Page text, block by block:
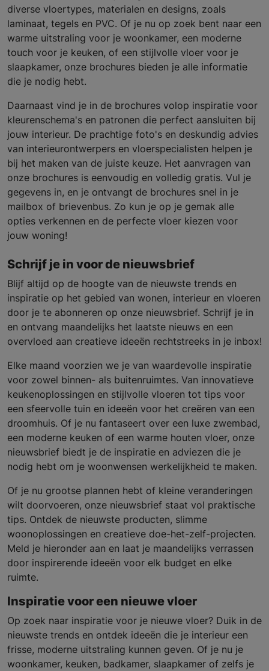
diverse vloertypes, materialen en designs, zoals
laminaat, tegels en PVC. Of je nu op zoek bent naar een
warme uitstraling voor je woonkamer, een moderne
touch voor je keuken, of een stijlvolle vloer voor je
slaapkamer, onze brochures bieden je alle informatie
die je nodig hebt.
Daarnaast vind je in de brochures volop inspiratie voor
kleurenschema's en patronen die perfect aansluiten bij
jouw interieur. De prachtige foto's en deskundig advies
van interieurontwerpers en vloerspecialisten helpen je
bij het maken van de juiste keuze. Het aanvragen van
onze brochures is eenvoudig en volledig gratis. Vul je
gegevens in, en je ontvangt de brochures snel in je
mailbox of brievenbus. Zo kun je op je gemak alle
opties verkennen en de perfecte vloer kiezen voor
jouw woning!
Schrijf je in voor de nieuwsbrief
Blijf altijd op de hoogte van de nieuwste trends en
inspiratie op het gebied van wonen, interieur en vloeren
door je te abonneren op onze nieuwsbrief. Schrijf je in
en ontvang maandelijks het laatste nieuws en een
overvloed aan creatieve ideeën rechtstreeks in je inbox!
Elke maand voorzien we je van waardevolle inspiratie
voor zowel binnen- als buitenruimtes. Van innovatieve
keukenoplossingen en stijlvolle vloeren tot tips voor
een sfeervolle tuin en ideeën voor het creëren van een
droomhuis. Of je nu fantaseert over een luxe zwembad,
een moderne keuken of een warme houten vloer, onze
nieuwsbrief biedt je de inspiratie en adviezen die je
nodig hebt om je woonwensen werkelijkheid te maken.
Of je nu grootse plannen hebt of kleine veranderingen
wilt doorvoeren, onze nieuwsbrief staat vol praktische
tips. Ontdek de nieuwste producten, slimme
woonoplossingen en creatieve doe-het-zelf-projecten.
Meld je hieronder aan en laat je maandelijks verrassen
door inspirerende ideeën voor elk budget en elke
ruimte.
Inspiratie voor een nieuwe vloer
Op zoek naar inspiratie voor je nieuwe vloer? Duik in de
nieuwste trends en ontdek ideeën die je interieur een
frisse, moderne uitstraling kunnen geven. Of je nu je
woonkamer, keuken, badkamer, slaapkamer of zelfs je